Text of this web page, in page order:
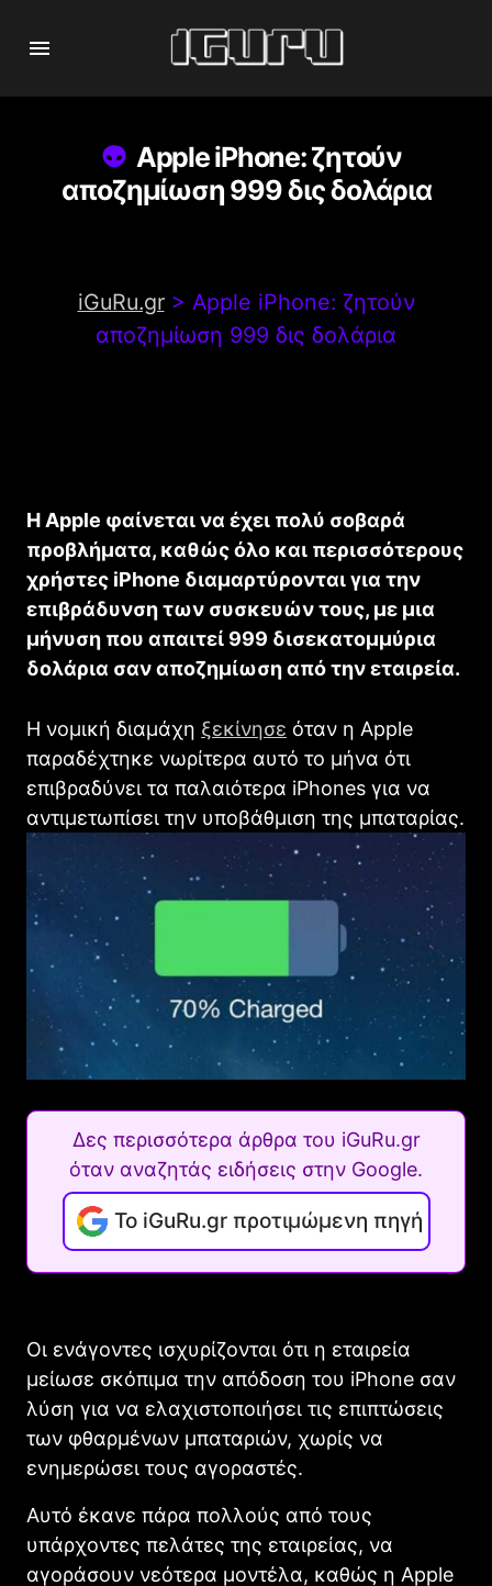
Apple iPhone: ζητούν
αποζημίωση 999 δις δολάρια
iGuRu.gr> Apple iPhone: ζητούν
αποζημίωση 999 δις δολάρια
Η Apple φαίνεται να έχει πολύ σοβαρά
προβλήματα, καθώς όλο και περισσότερους
χρήστες iPhone διαμαρτύρονται για την
επιβράδυνση των συσκευών τους, με μια
μήνυση που απαιτεί 999 δισεκατομμύρια
δολάρια σαν αποζημίωση από την εταιρεία.
Η νομική διαμάχη ξεκίνησε όταν η Apple
παραδέχτηκε νωρίτερα αυτό το μήνα ότι
επιβραδύνει τα παλαιότερα iPhones για να
αντιμετωπίσει την υποβάθμιση της μπαταρίας.
Δες περισσότερα άρθρα του iGuRu.gr
όταν αναζητάς ειδήσεις στην Google.
Το iGuRu.gr προτιμώμενη πηγή
Οι ενάγοντες ισχυρίζονται ότι η εταιρεία
μείωσε σκόπιμα την απόδοση του iPhone σαν
λύση για να ελαχιστοποιήσει τις επιπτώσεις
των φθαρμένων μπαταριών, χωρίς να
ενημερώσει τους αγοραστές.
Αυτό έκανε πάρα πολλούς από τους
υπάρχοντες πελάτες της εταιρείας, να
αγοράσουν νεότερα μοντέλα, καθώς η Apple